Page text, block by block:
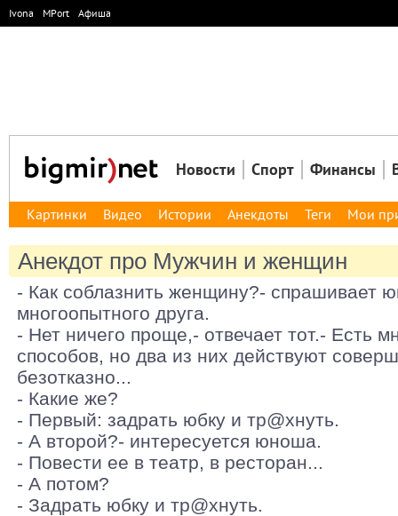
Ivona MPort Афиша
Новости Спорт Финансы
Картинки Видео Истории Анекдоты Теги Мои
Анекдот про Мужчин и женщин
- Как соблазнить женщину?- спрашивает
многоопытного друга.
- Нет ничего проще,- отвечает тот.- Есть
способов, но два из них действуют
безотказно...
- Какие же?
- Первый: задрать юбку и тр@хнуть.
- А второй?- интересуется юноша.
- Повести ее в театр, в ресторан...
- А потом?
- Задрать юбку и тр@хнуть.